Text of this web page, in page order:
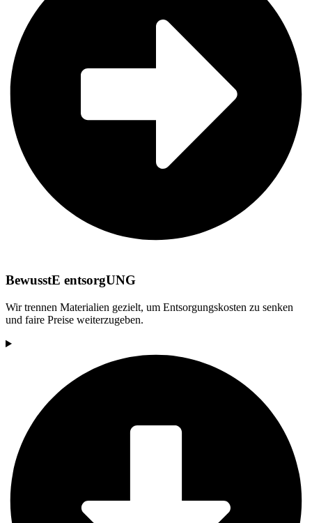
BewusstE entsorgUNG
Wir trennen Materialien gezielt, um Entsorgungskosten zu senken
und faire Preise weiterzugeben.